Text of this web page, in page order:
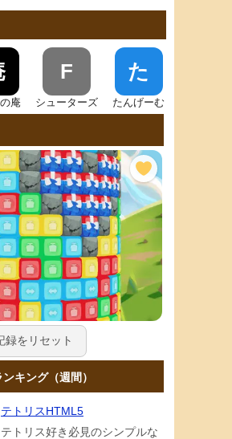
庵
F
シューターズ
た
たんげーむ
録をリセット
キング（週間）
テトリスHTML5
テトリス好き必見のシンプルな